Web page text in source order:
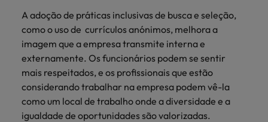
A adoção de práticas inclusivas de busca e seleção,
como o uso de currículos anónimos, melhora a
imagem que a empresa transmite interna e
externamente. Os funcionários podem se sentir
mais respeitados, e os profissionais que estão
considerando trabalhar na empresa podem vê-la
como um local de trabalho onde a diversidade e a
igualdade de oportunidades são valorizadas.